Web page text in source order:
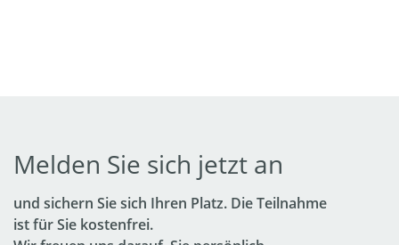
Melden Sie sich jetzt an
und sichern Sie sich Ihren Platz. Die Teilnahme
ist für Sie kostenfrei.